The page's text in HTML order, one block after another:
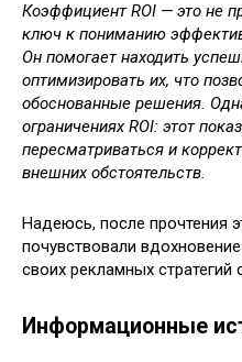
Коэффициент ROI — это не
ключ к пониманию
Он помогает находить
оптимизировать их, что
обоснованные решения.
ограничениях ROI: этот
пересматриваться и
внешних обстоятельств.
Надеюсь, после прочтения
почувствовали
своих рекламных
Информационные